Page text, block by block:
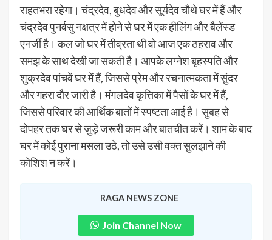
राहतभरा रहेगा। चंद्रदेव, बुधदेव और सूर्यदेव चौथे घर में हैं और
चंद्रदेव पुनर्वसु नक्षत्र में होने से घर में एक हीलिंग और बैलेंस्ड
एनर्जी है। कल जो घर में तीव्रता थी वो आज एक ठहराव और
समझ के साथ देखी जा सकती है। आपके लग्नेश बृहस्पति और
शुक्रदेव पांचवें घर में हैं, जिससे प्रेम और रचनात्मकता में सुंदर
और गहरा दौर जारी है। मंगलदेव कृत्तिका में पैसों के घर में हैं,
जिससे परिवार की आर्थिक बातों में स्पष्टता आई है। सुबह से
दोपहर तक घर से जुड़े जरूरी काम और बातचीत करें। शाम के बाद
घर में कोई पुराना मसला उठे, तो उसे उसी वक्त सुलझाने की
कोशिश न करें।
RAGA NEWS ZONE
Join Channel Now